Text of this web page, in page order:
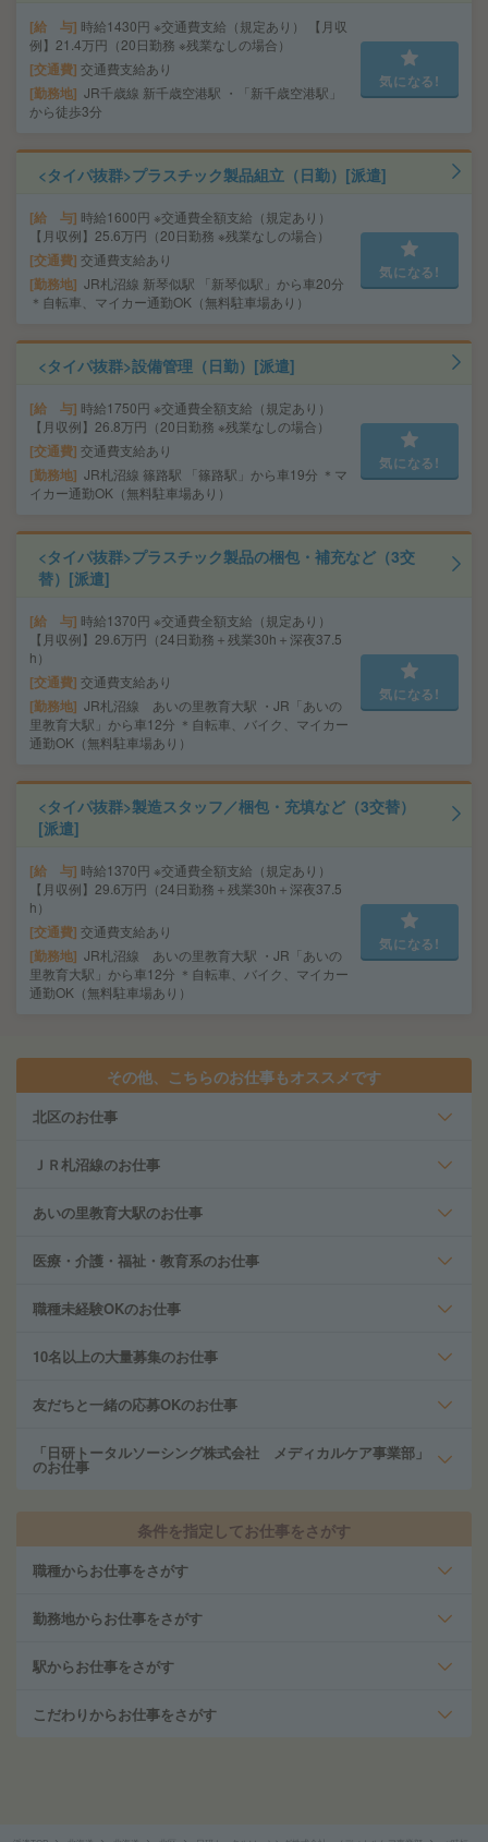
給 与 時給1430円 ※交通費支給（規定あり） 【月収
例】21.4万円（20日勤務 ※残業なしの場合）
交通費 交通費支給あり
勤務地 JR千歳線 新千歳空港駅 ・「新千歳空港駅」
から徒歩3分
気になる!
<タイパ抜群>プラスチック製品組立（日勤）[派遣]
給 与 時給1600円 ※交通費全額支給（規定あり）
【月収例】25.6万円（20日勤務 ※残業なしの場合）
交通費 交通費支給あり
勤務地 JR札沼線 新琴似駅 「新琴似駅」から車20分
＊自転車、マイカー通勤OK（無料駐車場あり）
気になる!
<タイパ抜群>設備管理（日勤）[派遣]
給 与 時給1750円 ※交通費全額支給（規定あり）
【月収例】26.8万円（20日勤務 ※残業なしの場合）
交通費 交通費支給あり
勤務地 JR札沼線 篠路駅 「篠路駅」から車19分 ＊マ
イカー通勤OK（無料駐車場あり）
気になる!
<タイパ抜群>プラスチック製品の梱包・補充など（3交
替）[派遣]
給 与 時給1370円 ※交通費全額支給（規定あり）
【月収例】29.6万円（24日勤務＋残業30h＋深夜37.5
h）
交通費 交通費支給あり
勤務地 JR札沼線 あいの里教育大駅 ・JR「あいの
里教育大駅」から車12分 ＊自転車、バイク、マイカー
通勤OK（無料駐車場あり）
気になる!
<タイパ抜群>製造スタッフ／梱包・充填など（3交替）
[派遣]
給 与 時給1370円 ※交通費全額支給（規定あり）
【月収例】29.6万円（24日勤務＋残業30h＋深夜37.5
h）
交通費 交通費支給あり
勤務地 JR札沼線 あいの里教育大駅 ・JR「あいの
里教育大駅」から車12分 ＊自転車、バイク、マイカー
通勤OK（無料駐車場あり）
気になる!
その他、こちらのお仕事もオススメです
北区のお仕事
ＪＲ札沼線のお仕事
あいの里教育大駅のお仕事
医療・介護・福祉・教育系のお仕事
職種未経験OKのお仕事
10名以上の大量募集のお仕事
友だちと一緒の応募OKのお仕事
「日研トータルソーシング株式会社 メディカルケア事業部」
のお仕事
条件を指定してお仕事をさがす
職種からお仕事をさがす
勤務地からお仕事をさがす
駅からお仕事をさがす
こだわりからお仕事をさがす